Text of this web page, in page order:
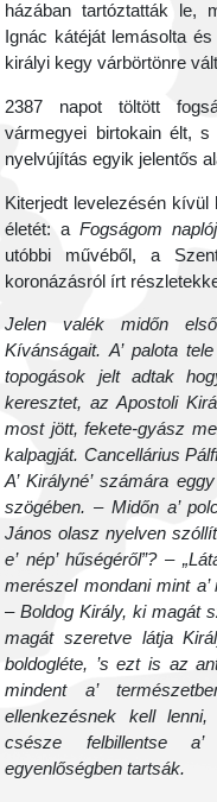
házában tartóztatták le,
Ignác kátéját lemásolta
királyi kegy várbörtönre
2387 napot töltött
vármegyei birtokain élt,
nyelvújítás egyik jelentős
Kiterjedt levelezésén
életét: aFogságom
utóbbi művéből, a
koronázásról írt
Jelen valék midőn
Kívánságait. A’ palota
topogások jelt adtak
keresztet, az Apostoli
most jött, fekete-gyász
kalpagját. Cancellárius
A’ Királyné’ számára
szögében. – Midőn a’
János olasz nyelven
e’ nép’ hűségéről”? –
merészel mondani mint
– Boldog Király, ki magát
magát szeretve látja
boldogléte, ’s ezt is az
mindent a’
ellenkezésnek kell
csésze felbillentse
egyenlőségben tartsák.